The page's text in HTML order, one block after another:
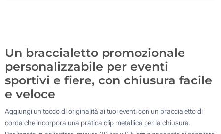
Un braccialetto promozionale
personalizzabile per eventi
sportivi e fiere, con chiusura facile
e veloce
Aggiungi un tocco di originalità ai tuoi eventi con un braccialetto di
corda che incorpora una pratica clip metallica per la chiusura.